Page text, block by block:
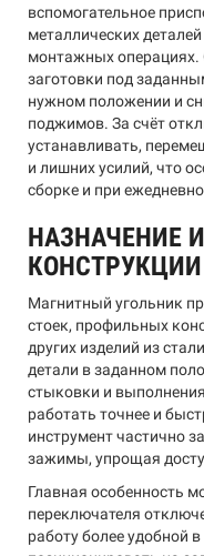
вспомогательное
металлических
монтажных операциях.
заготовки под
нужном положении и
поджимов. За счёт
устанавливать,
и лишних усилий, что
сборке и при
НАЗНАЧЕНИЕ
КОНСТРУКЦИИ
Магнитный угольник
стоек, профильных
других изделий из
детали в заданном
стыковки и
работать точнее и
инструмент частично
зажимы, упрощая
Главная особенность
переключателя
работу более удобной